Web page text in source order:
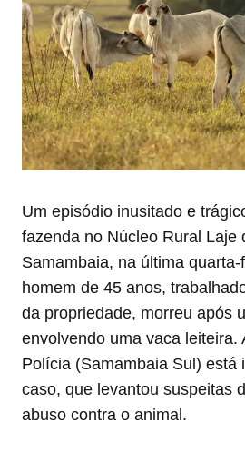
Um episódio inusitado e
fazenda no Núcleo Rural Laje
Samambaia, na última
homem de 45 anos,
da propriedade, morreu após
envolvendo uma vaca leiteira.
Polícia (Samambaia Sul) está
caso, que levantou suspeitas
abuso contra o animal.